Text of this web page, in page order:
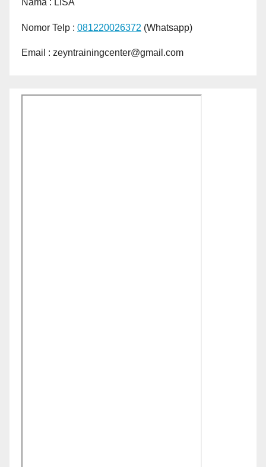
Nomor Telp : 081220026372 (Whatsapp)
Email : zeyntrainingcenter@gmail.com